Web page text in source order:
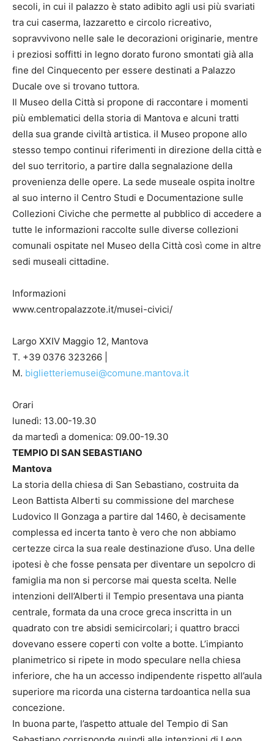
secoli, in cui il palazzo è stato adibito agli usi più svariati
tra cui caserma, lazzaretto e circolo ricreativo,
sopravvivono nelle sale le decorazioni originarie, mentre
i preziosi soffitti in legno dorato furono smontati già alla
fine del Cinquecento per essere destinati a Palazzo
Ducale ove si trovano tuttora.
Il Museo della Città si propone di raccontare i momenti
più emblematici della storia di Mantova e alcuni tratti
della sua grande civiltà artistica. iI Museo propone allo
stesso tempo continui riferimenti in direzione della città e
del suo territorio, a partire dalla segnalazione della
provenienza delle opere. La sede museale ospita inoltre
al suo interno il Centro Studi e Documentazione sulle
Collezioni Civiche che permette al pubblico di accedere a
tutte le informazioni raccolte sulle diverse collezioni
comunali ospitate nel Museo della Città così come in altre
sedi museali cittadine.
Informazioni
www.centropalazzote.it/musei-civici/
Largo XXIV Maggio 12, Mantova
T. +39 0376 323266 |
M. biglietteriemusei@comune.mantova.it
Orari
lunedì: 13.00-19.30
da martedì a domenica: 09.00-19.30
TEMPIO DI SAN SEBASTIANO
Mantova
La storia della chiesa di San Sebastiano, costruita da
Leon Battista Alberti su commissione del marchese
Ludovico II Gonzaga a partire dal 1460, è decisamente
complessa ed incerta tanto è vero che non abbiamo
certezze circa la sua reale destinazione d’uso. Una delle
ipotesi è che fosse pensata per diventare un sepolcro di
famiglia ma non si percorse mai questa scelta. Nelle
intenzioni dell’Alberti il Tempio presentava una pianta
centrale, formata da una croce greca inscritta in un
quadrato con tre absidi semicircolari; i quattro bracci
dovevano essere coperti con volte a botte. L’impianto
planimetrico si ripete in modo speculare nella chiesa
inferiore, che ha un accesso indipendente rispetto all’aula
superiore ma ricorda una cisterna tardoantica nella sua
concezione.
In buona parte, l’aspetto attuale del Tempio di San